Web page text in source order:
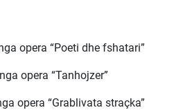
opera “Poeti dhe fshatari”
opera “Tanhojzer”
opera “Grablivata straçka”